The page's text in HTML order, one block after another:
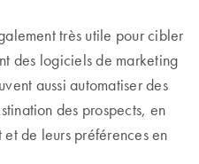
très utile pour cibler
des logiciels de marketing
aussi automatiser des
des prospects, en
de leurs préférences en